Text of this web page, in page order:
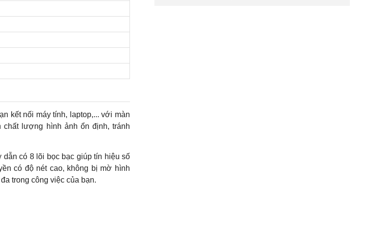
kết nối máy tính, laptop,... với màn
chất lượng hình ảnh ổn định, tránh
có 8 lõi bọc bạc giúp tín hiệu số
có độ nét cao, không bị mờ hình
trong công việc của bạn.